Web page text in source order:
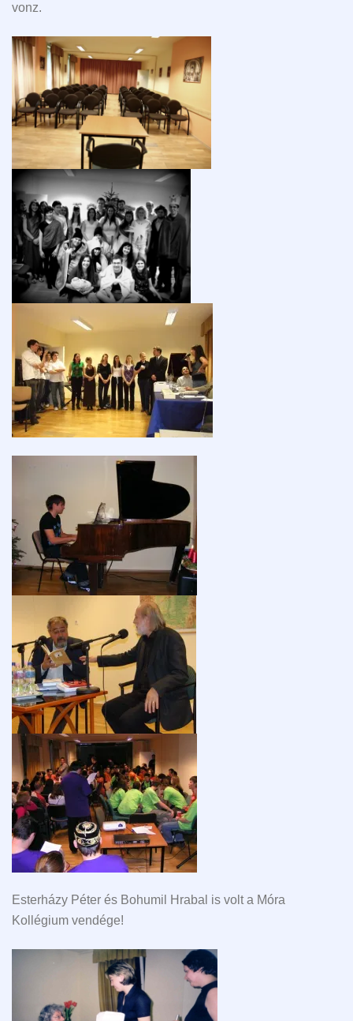
vonz.
Esterházy Péter és Bohumil Hrabal is volt a Móra
Kollégium vendége!